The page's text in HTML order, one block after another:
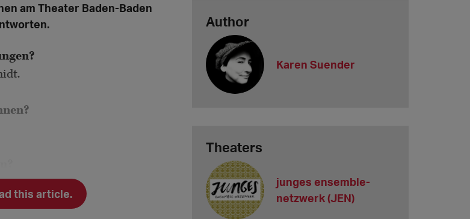
am Theater Baden-Baden
Darsteller-Stellen
this article.
Author
Karen Suender
Theaters
junges ensemble-
netzwerk (JEN)